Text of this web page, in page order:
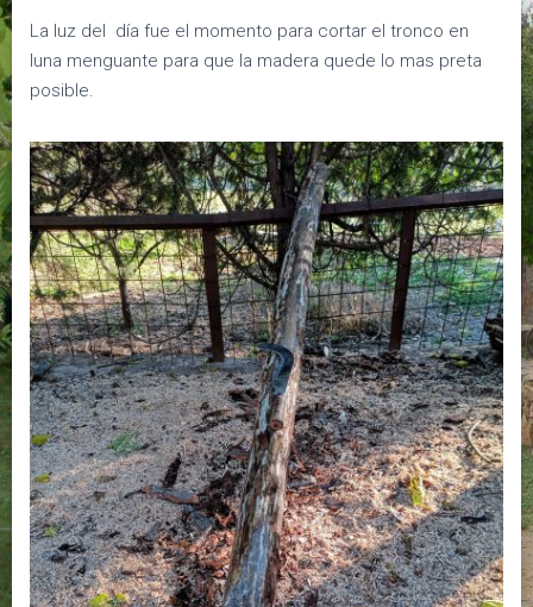
La luz del día fue el momento para cortar el tronco en
luna menguante para que la madera quede lo mas preta
posible.